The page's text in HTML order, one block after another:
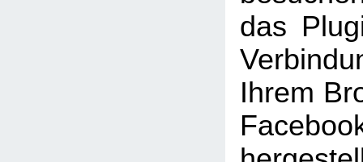
das
Ihrem